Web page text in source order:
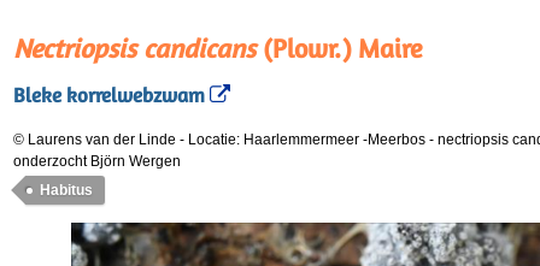
Nectriopsis candicans(Plowr.) Maire
Bleke korrelwebzwam
© Laurens van der Linde - Locatie: Haarlemmermeer -Meerbos - nectriopsis
onderzocht Björn Wergen
Habitus